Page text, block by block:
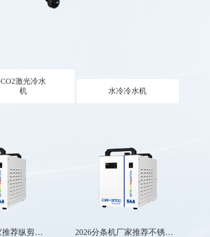
CO2激光冷水
机
水冷冷水机
2026圆刀片厂家推荐纵剪圆刀分条机片切布分切机高速厂家优选指南！ 2026分条机厂家推荐不锈钢分条机全自动纵剪金属组厂家优选指南！